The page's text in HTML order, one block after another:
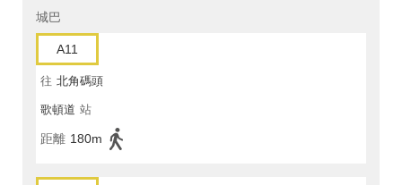
城巴
A11
往 北角碼頭
歌頓道 站
距離 180m